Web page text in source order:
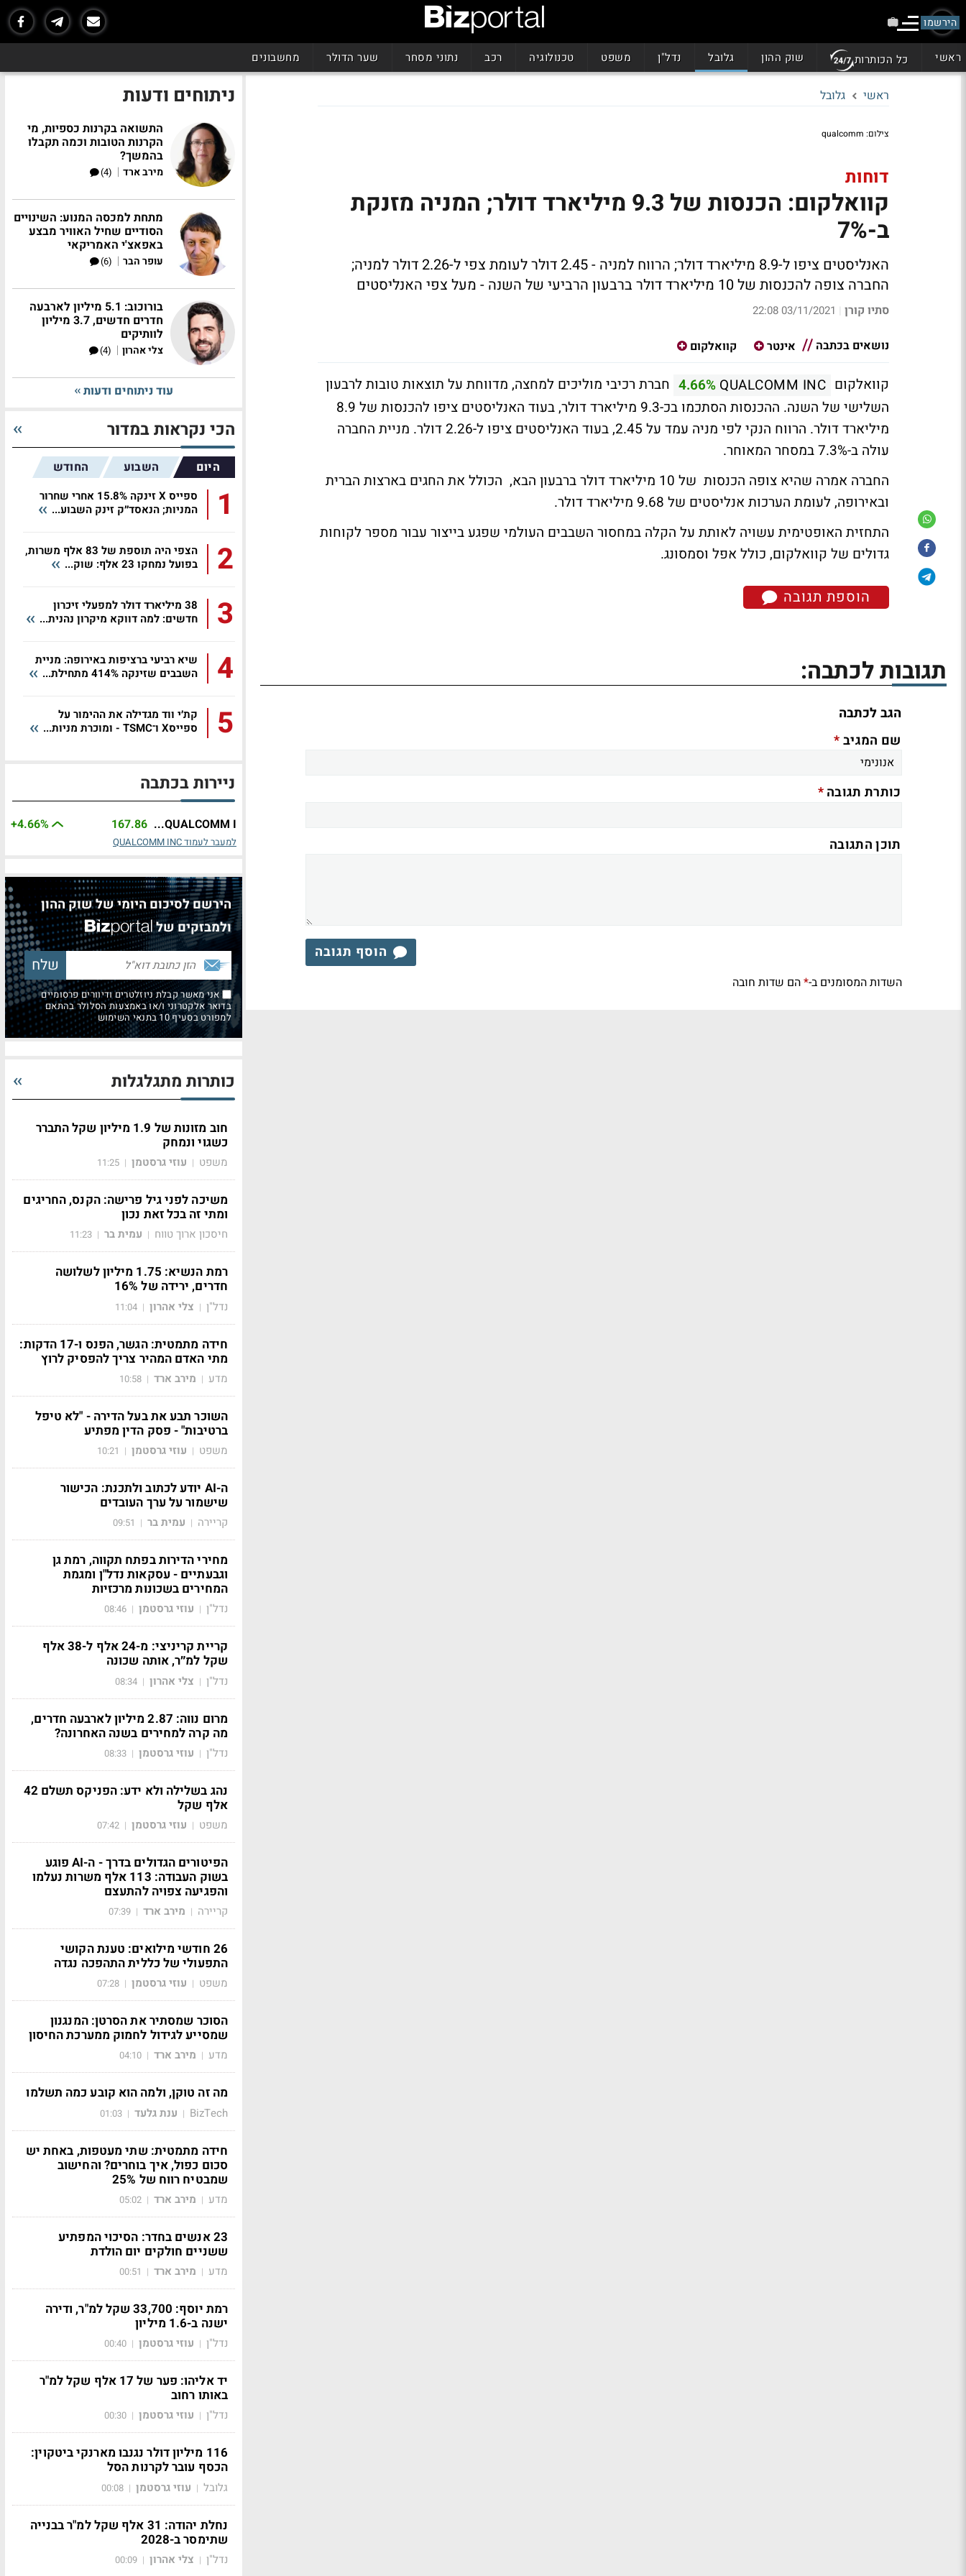
הירשמו
ראשי כל הכותרות שוק ההון גלובל נדל"ן משפט טכנולוגיה רכב נתוני מסחר שער הדולר מחשבונים
ראשי גלובל
צילום: qualcomm
דוחות
קוואלקום: הכנסות של 9.3 מיליארד דולר; המניה מזנקת
ב-7%
האנליסטים ציפו ל-8.9 מיליארד דולר; הרווח למניה - 2.45 דולר לעומת צפי ל-2.26 דולר למניה;
החברה צופה להכנסות של 10 מיליארד דולר ברבעון הרביעי של השנה - מעל צפי האנליסטים
סתיו קורן |
03/11/2021 22:08
נושאים בכתבה אינטר קוואלקום
קוואלקום QUALCOMM INC
4.66% חברת רכיבי מוליכים למחצה, מדווחת על תוצאות טובות לרבעון
השלישי של השנה. ההכנסות הסתכמו בכ-9.3 מיליארד דולר, בעוד האנליסטים ציפו להכנסות של 8.9
מיליארד דולר. הרווח הנקי לפי מניה עמד על 2.45, בעוד האנליסטים ציפו ל-2.26 דולר. מניית החברה
עולה ב-7.3% במסחר המאוחר.
החברה אמרה שהיא צופה הכנסות של 10 מיליארד דולר ברבעון הבא, הכולל את החגים בארצות הברית
ובאירופה, לעומת הערכות אנליסטים של 9.68 מיליארד דולר.
התחזית האופטימית עשויה לאותת על הקלה במחסור השבבים העולמי שפגע בייצור עבור מספר לקוחות
גדולים של קוואלקום, כולל אפל וסמסונג.
הוספת תגובה
תגובות לכתבה:
הגב לכתבה
שם המגיב*
כותרת תגובה*
תוכן התגובה
הוסף תגובה
השדות המסומנים ב-*הם שדות חובה
ניתוחים ודעות
התשואה בקרנות כספיות, מי
הקרנות הטובות וכמה תקבלו
בהמשך?
מירב ארד |
(4)
מתחת למכסה המנוע: השינויים
הסודיים שחיל האוויר מבצע
באפאצ'י האמריקאי
עופר הבר |
(6)
בורוכוב: 5.1 מיליון לארבעה
חדרים חדשים, 3.7 מיליון
לוותיקים
צלי אהרון |
(4)
עוד ניתוחים ודעות
הכי נקראות במדור
היום השבוע החודש
1
ספייס X זינקה 15.8% אחרי שחרור
המניות; הנאסד״ק זינק השבוע...
2
הצפי היה תוספת של 83 אלף משרות,
בפועל נמחקו 23 אלף: שוק...
3
38 מיליארד דולר למפעלי זיכרון
חדשים: למה דווקא מיקרון נהנית...
4
שיא רביעי ברציפות באירופה: מניית
השבבים שזינקה 414% מתחילת...
5
קת׳י ווד מגדילה את ההימור על
ספייסX ו־TSMC - ומוכרת מניות...
ניירות בכתבה
QUALCOMM I...
167.86
+4.66%
למעבר לעמוד QUALCOMM INC
הירשם לסיכום היומי של שוק ההון
ולמבזקים של
אני מאשר קבלת ניוזלטרים ודיוורים פרסומיים
בדואר אלקטרוני ו/או באמצעות הסלולר בהתאם
למפורט בסעיף 10 בתנאי השימוש
כותרות מתגלגלות
חוב מזונות של 1.9 מיליון שקל התברר
כשגוי ונמחק
משפט | עוזי גרסטמן |
11:25
משיכה לפני גיל פרישה: הקנס, החריגים
ומתי זה בכל זאת נכון
חיסכון ארוך טווח | עמית בר |
11:23
רמת הנשיא: 1.75 מיליון לשלושה
חדרים, ירידה של 16%
נדל"ן | צלי אהרון |
11:04
חידה מתמטית: הגשר, הפנס ו-17 הדקות:
מתי האדם המהיר צריך להפסיק לרוץ
מדע | מירב ארד |
10:58
השוכר תבע את בעל הדירה - "לא טיפל
ברטיבות" - פסק הדין מפתיע
משפט | עוזי גרסטמן |
10:21
ה-AI יודע לכתוב ולתכנת: הכישור
שישמור על ערך העובדים
קריירה | עמית בר |
09:51
מחירי הדירות בפתח תקווה, רמת גן
וגבעתיים - עסקאות נדל"ן ומגמת
המחירים בשכונות מרכזיות
נדל"ן | עוזי גרסטמן |
08:46
קריית קריניצי: מ-24 אלף ל-38 אלף
שקל למ״ר, אותה שכונה
נדל"ן | צלי אהרון |
08:34
מרום נווה: 2.87 מיליון לארבעה חדרים,
מה קרה למחירים בשנה האחרונה?
נדל"ן | עוזי גרסטמן |
08:33
נהג בשלילה ולא ידע: הפניקס תשלם 42
אלף שקל
משפט | עוזי גרסטמן |
07:42
הפיטורים הגדולים בדרך - ה-AI פוגע
בשוק העבודה: 113 אלף משרות נעלמו
והפגיעה צפויה להתעצם
קריירה | מירב ארד |
07:39
26 חודשי מילואים: טענת הקושי
התפעולי של כללית התהפכה נגדה
משפט | עוזי גרסטמן |
07:28
הסוכר שמסתיר את הסרטן: המנגנון
שמסייע לגידול לחמוק ממערכת החיסון
מדע | מירב ארד |
04:10
מה זה טוקן, ולמה הוא קובע כמה תשלמו
BizTech
| ענת גלעד |
01:03
חידה מתמטית: שתי מעטפות, באחת יש
סכום כפול, איך בוחרים? והחישוב
שמבטיח רווח של 25%
מדע | מירב ארד |
05:02
23 אנשים בחדר: הסיכוי המפתיע
ששניים חולקים יום הולדת
מדע | מירב ארד |
00:51
רמת יוסף: 33,700 שקל למ"ר, ודירה
ישנה ב-1.6 מיליון
נדל"ן | עוזי גרסטמן |
00:40
יד אליהו: פער של 17 אלף שקל למ"ר
באותו רחוב
נדל"ן | עוזי גרסטמן |
00:30
116 מיליון דולר נגנבו מארנקי ביטקוין:
הכסף עובר לקרנות הסל
גלובל | עוזי גרסטמן |
00:08
נחלת יהודה: 31 אלף שקל למ"ר בבנייה
שתימסר ב-2028
נדל"ן | צלי אהרון |
00:09